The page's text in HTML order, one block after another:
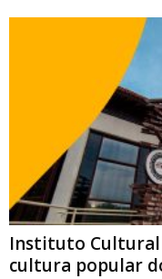
Instituto Cultural
cultura popular